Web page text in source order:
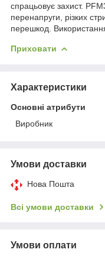
спрацьовує захист.
перенапруги, різких
перешкод.
Приховати
Характеристики
Основні атрибути
Виробник
Умови доставки
Нова Пошта
Всі умови доставки
Умови оплати